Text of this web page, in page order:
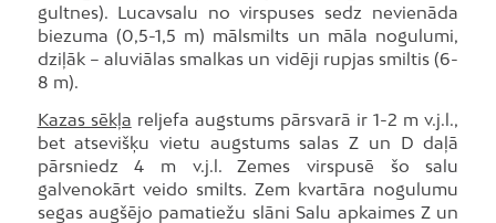
gultnes). Lucavsalu no virspuses sedz nevienāda
biezuma (0,5-1,5 m) mālsmilts un māla nogulumi,
dziļāk – aluviālas smalkas un vidēji rupjas smiltis (6-
8 m).
Kazas sēkļa reljefa augstums pārsvarā ir 1-2 m v.j.l.,
bet atsevišķu vietu augstums salas Z un D daļā
pārsniedz 4 m v.j.l. Zemes virspusē šo salu
galvenokārt veido smilts. Zem kvartāra nogulumu
segas augšējo pamatiežu slāni Salu apkaimes Z un